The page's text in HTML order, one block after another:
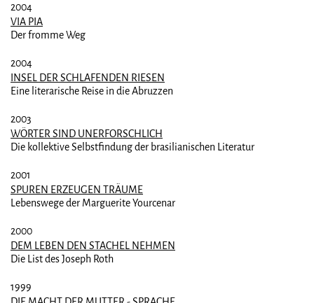
2004
VIA PIA
Der fromme Weg
2004
INSEL DER SCHLAFENDEN RIESEN
Eine literarische Reise in die Abruzzen
2003
WÖRTER SIND UNERFORSCHLICH
Die kollektive Selbstfindung der brasilianischen Literatur
2001
SPUREN ERZEUGEN TRÄUME
Lebenswege der Marguerite Yourcenar
2000
DEM LEBEN DEN STACHEL NEHMEN
Die List des Joseph Roth
1999